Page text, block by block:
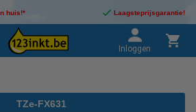
huis!* Laagsteprijsgarantie!
Inloggen
TZe-FX631